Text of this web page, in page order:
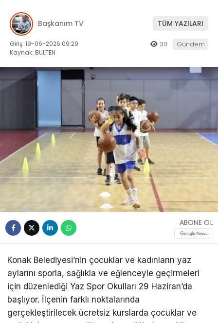
Başkanım TV TÜM YAZILARI
Giriş: 19-06-2026 09:29
Kaynak: BULTEN
30 Gündem
ABONE OL
Konak Belediyesi’nin çocuklar ve kadınların yaz
aylarını sporla, sağlıkla ve eğlenceyle geçirmeleri
için düzenlediği Yaz Spor Okulları 29 Haziran’da
başlıyor. İlçenin farklı noktalarında
gerçekleştirilecek ücretsiz kurslarda çocuklar ve